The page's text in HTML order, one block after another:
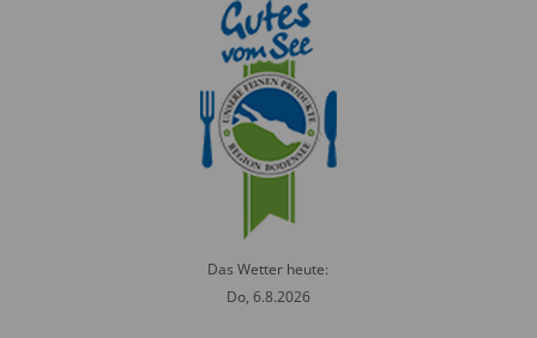
Das Wetter heute:
Do, 6.8.2026